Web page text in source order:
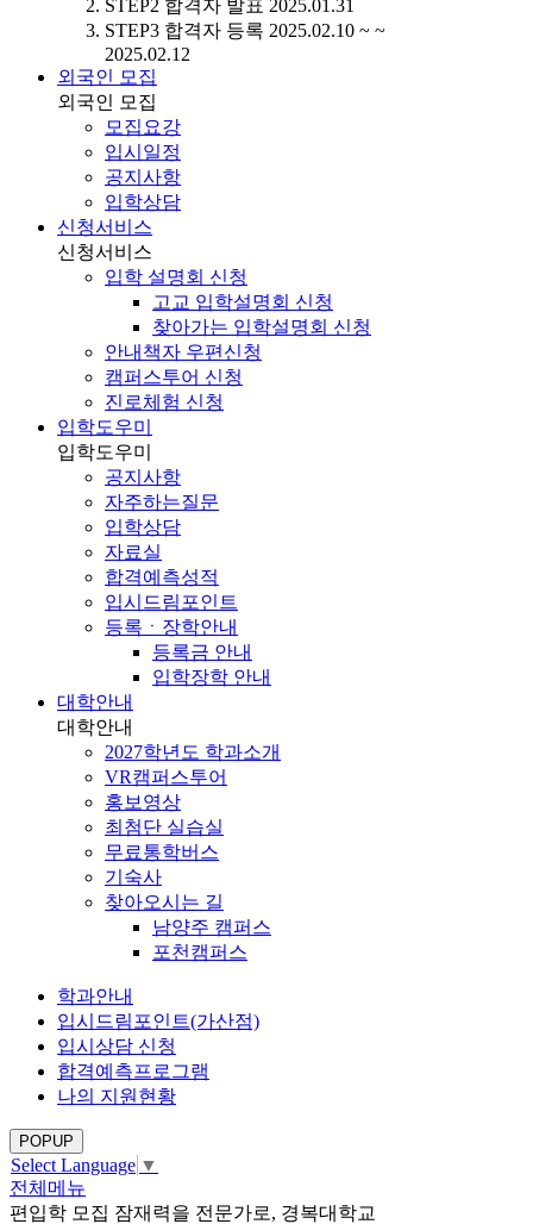
STEP2 합격자 발표 2025.01.31
STEP3 합격자 등록 2025.02.10 ~ ~
2025.02.12
외국인 모집
외국인 모집
모집요강
입시일정
공지사항
입학상담
신청서비스
신청서비스
입학 설명회 신청
고교 입학설명회 신청
찾아가는 입학설명회 신청
안내책자 우편신청
캠퍼스투어 신청
진로체험 신청
입학도우미
입학도우미
공지사항
자주하는질문
입학상담
자료실
합격예측성적
입시드림포인트
등록ㆍ장학안내
등록금 안내
입학장학 안내
대학안내
대학안내
2027학년도 학과소개
VR캠퍼스투어
홍보영상
최첨단 실습실
무료통학버스
기숙사
찾아오시는 길
남양주 캠퍼스
포천캠퍼스
학과안내
입시드림포인트(가산점)
입시상담 신청
합격예측프로그램
나의 지원현황
POPUP
Select Language ▼
전체메뉴
편입학 모집 잠재력을 전문가로, 경복대학교